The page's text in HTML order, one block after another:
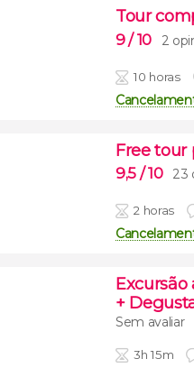
Tour
9/ 10 2
10 horas
Free tour
9,5 / 10 23
2 horas
+
Sem avaliar
3h 15m